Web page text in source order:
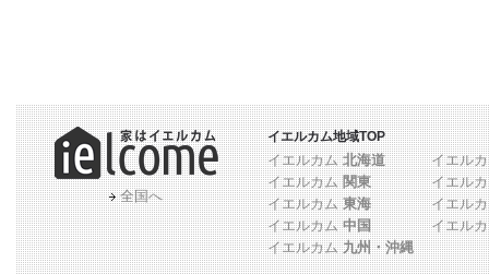
全国へ
イエルカム地域TOP
イエルカム北海道
イエル
イエルカム関東
イエル
イエルカム東海
イエル
イエルカム中国
イエル
イエルカム九州・沖縄